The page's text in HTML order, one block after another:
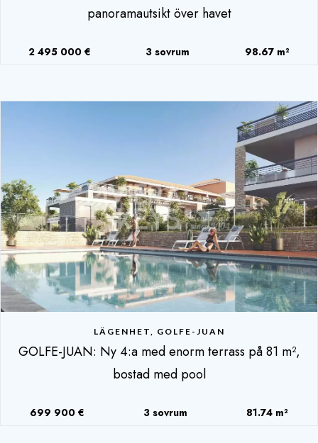
panoramautsikt över havet
2 495 000 € 3 sovrum 98.67 m²
LÄGENHET, GOLFE-JUAN
GOLFE-JUAN: Ny 4:a med enorm terrass på 81 m²,
bostad med pool
699 900 € 3 sovrum 81.74 m²